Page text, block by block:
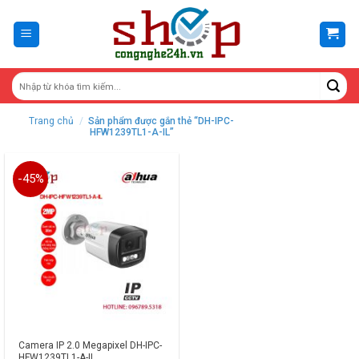
content
Trang chủ / Sản phẩm được gắn thẻ “DH-IPC-
HFW1239TL1-A-IL”
-45%
Camera IP 2.0 Megapixel DH-IPC-